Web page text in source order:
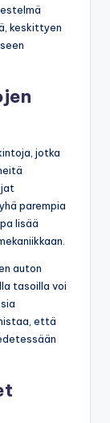
keskittyen
jotka
parempia
lisää
auton
tasoilla voi
että